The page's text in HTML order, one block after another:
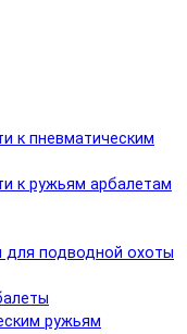
к пневматическим
к ружьям арбалетам
для подводной охоты
ружьям